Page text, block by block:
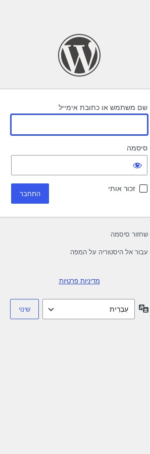
שם משתמש או כתובת אימייל
סיסמה
זכור אותי
שחזור סיסמה
עבור אל היסטוריה על המפה
מדיניות פרטיות
שפה